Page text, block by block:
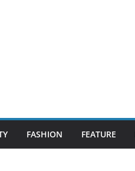
FASHION FEATURE